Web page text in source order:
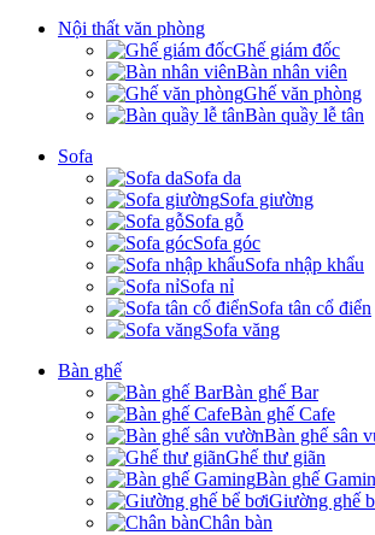
Nội thất văn phòng
Ghế giám đốc
Bàn nhân viên
Ghế văn phòng
Bàn quầy lễ tân
Sofa
Sofa da
Sofa giường
Sofa gỗ
Sofa góc
Sofa nhập khẩu
Sofa nỉ
Sofa tân cổ điển
Sofa văng
Bàn ghế
Bàn ghế Bar
Bàn ghế Cafe
Bàn ghế sân
Ghế thư giãn
Bàn ghế
Giường ghế
Chân bàn